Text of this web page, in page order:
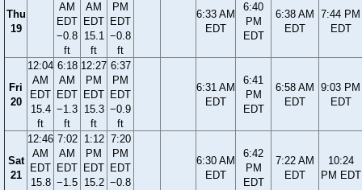
Thu
19
AM
EDT
−0.8
ft
AM
EDT
15.1
ft
PM
EDT
−0.8
ft
6:33 AM
EDT
6:40
PM
EDT
6:38 AM
EDT
7:44 PM
EDT
Fri
20
12:04
AM
EDT
15.4
ft
6:18
AM
EDT
−1.3
ft
12:27
PM
EDT
15.3
ft
6:37
PM
EDT
−0.9
ft
6:31 AM
EDT
6:41
PM
EDT
6:58 AM
EDT
9:03 PM
EDT
Sat
21
12:46
AM
EDT
15.8
7:02
AM
EDT
−1.5
1:12
PM
EDT
15.2
7:20
PM
EDT
−0.8
6:30 AM
EDT
6:42
PM
EDT
7:22 AM
EDT
10:24
PM EDT